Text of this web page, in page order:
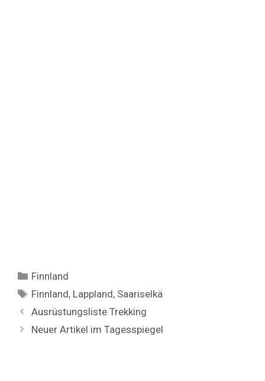
Categories
Finnland
Tags
Finnland, Lappland, Saariselkä
Ausrüstungsliste Trekking
Neuer Artikel im Tagesspiegel